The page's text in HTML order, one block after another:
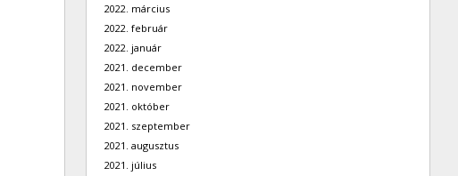
2022. március
2022. február
2022. január
2021. december
2021. november
2021. október
2021. szeptember
2021. augusztus
2021. július